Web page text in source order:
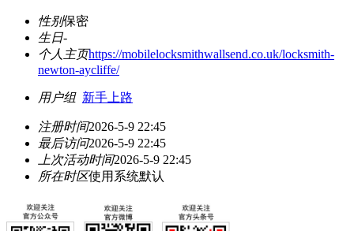
性别保密
生日-
个人主页https://mobilelocksmithwallsend.co.uk/locksmith-
newton-aycliffe/
用户组 新手上路
注册时间2026-5-9 22:45
最后访问2026-5-9 22:45
上次活动时间2026-5-9 22:45
所在时区使用系统默认